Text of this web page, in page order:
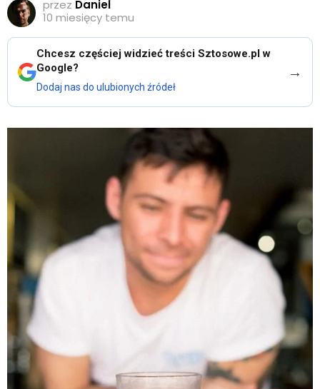
przez Daniel
10 miesięcy temu
Chcesz częściej widzieć treści Sztosowe.pl w
Google?
Dodaj nas do ulubionych źródeł
→